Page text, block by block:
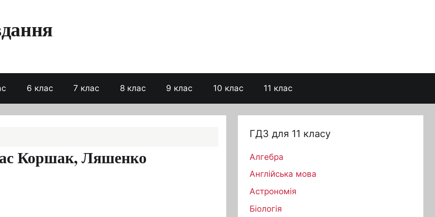
6 клас 7 клас 8 клас 9 клас 10 клас 11 клас
Коршак, Ляшенко
ГДЗ для 11 класу
Алгебра
Англійська мова
Астрономія
Біологія